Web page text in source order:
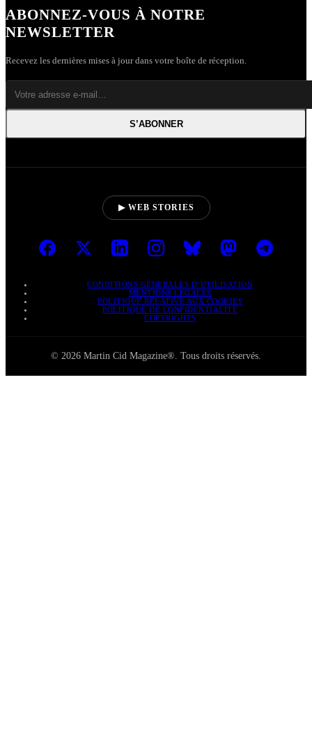
ABONNEZ-VOUS À NOTRE
NEWSLETTER
Recevez les dernières mises à jour dans votre boîte de réception.
S’ABONNER
▶ WEB STORIES
CONDITIONS GÉNÉRALES D’UTILISATION
MENTIONS LÉGALES
POLITIQUE RELATIVE AUX COOKIES
POLITIQUE DE CONFIDENTIALITÉ
COPYRIGHTS
© 2026 Martin Cid Magazine®. Tous droits réservés.